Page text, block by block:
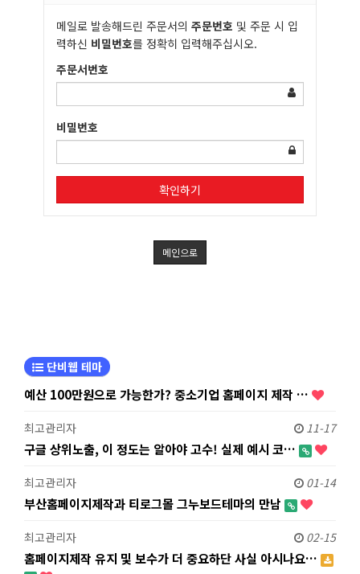
메일로 발송해드린 주문서의 주문번호 및 주문 시 입
력하신 비밀번호를 정확히 입력해주십시오.
주문서번호
비밀번호
확인하기
메인으로
단비웹 테마
예산 100만원으로 가능한가? 중소기업 홈페이지 제작 …
최고관리자 11-17
구글 상위노출, 이 정도는 알아야 고수! 실제 예시 코…
최고관리자 01-14
부산홈페이지제작과 티로그몰 그누보드테마의 만남
최고관리자 02-15
홈페이지제작 유지 및 보수가 더 중요하단 사실 아시나요…